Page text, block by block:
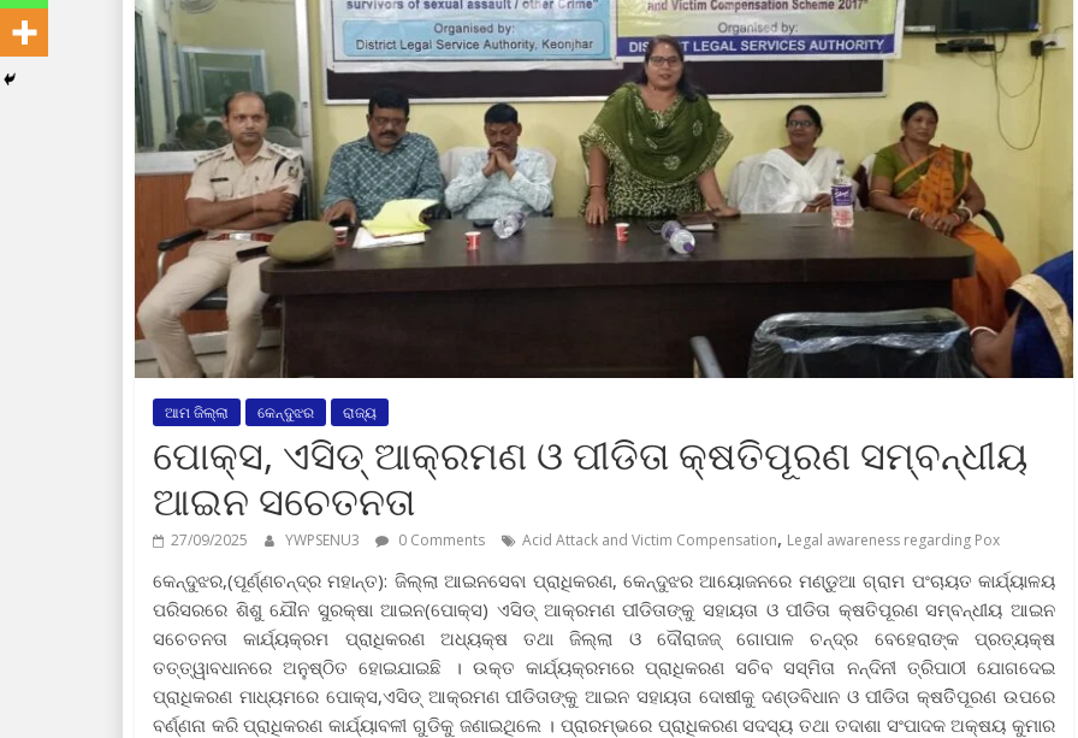
ଆମ ଜିଲ୍ଲା କେନ୍ଦୁଝର ରାଜ୍ୟ
ପୋକ୍ସ, ଏସିଡ୍ ଆକ୍ରମଣ ଓ ପୀଡିତା କ୍ଷତିପୂରଣ ସମ୍ବନ୍ଧୀୟ
ଆଇନ ସଚେତନତା
27/09/2025 YWPSENU3 0 Comments Acid Attack and Victim Compensation, Legal awareness regarding Pox
କେନ୍ଦୁଝର,(ପୂର୍ଣ୍ଣଚନ୍ଦ୍ର ମହାନ୍ତ): ଜିଲ୍ଲା ଆଇନସେବା ପ୍ରାଧିକରଣ, କେନ୍ଦୁଝର ଆୟୋଜନରେ ମଣ୍ଡୁଆ ଗ୍ରାମ ପଂଚାୟତ କାର୍ଯ୍ୟାଳୟ
ପରିସରରେ ଶିଶୁ ଯୌନ ସୁରକ୍ଷା ଆଇନ(ପୋକ୍ସ) ଏସିଡ୍ ଆକ୍ରମଣ ପୀଡିତାଙ୍କୁ ସହାୟତା ଓ ପୀଡିତା କ୍ଷତିପୂରଣ ସମ୍ବନ୍ଧୀୟ ଆଇନ
ସଚେତନତା କାର୍ଯ୍ୟକ୍ରମ ପ୍ରାଧିକରଣ ଅଧ୍ୟକ୍ଷ ତଥା ଜିଲ୍ଲା ଓ ଦୌରାଜଜ୍ ଗୋପାଳ ଚନ୍ଦ୍ର ବେହେରାଙ୍କ ପ୍ରତ୍ୟକ୍ଷ
ତତ୍ତ୍ୱାବଧାନରେ ଅନୁଷ୍ଠିତ ହୋଇଯାଇଛି । ଉକ୍ତ କାର୍ଯ୍ୟକ୍ରମରେ ପ୍ରାଧିକରଣ ସଚିବ ସସ୍ମିତା ନନ୍ଦିନୀ ତ୍ରିପାଠୀ ଯୋଗଦେଇ
ପ୍ରାଧିକରଣ ମାଧ୍ୟମରେ ପୋକ୍ସ,ଏସିଡ୍ ଆକ୍ରମଣ ପୀଡିତାଙ୍କୁ ଆଇନ ସହାୟତା ଦୋଷୀକୁ ଦଣ୍ଡବିଧାନ ଓ ପୀଡିତା କ୍ଷତିିପୂରଣ ଉପରେ
ବର୍ଣ୍ଣନା କରି ପ୍ରାଧିକରଣ କାର୍ଯ୍ୟାବଳୀ ଗୁଡିକୁ ଜଣାଇଥିଲେ । ପ୍ରାରମ୍ଭରେ ପ୍ରାଧିକରଣ ସଦସ୍ୟ ତଥା ତଦାଶା ସଂପାଦକ ଅକ୍ଷୟ କୁମାର